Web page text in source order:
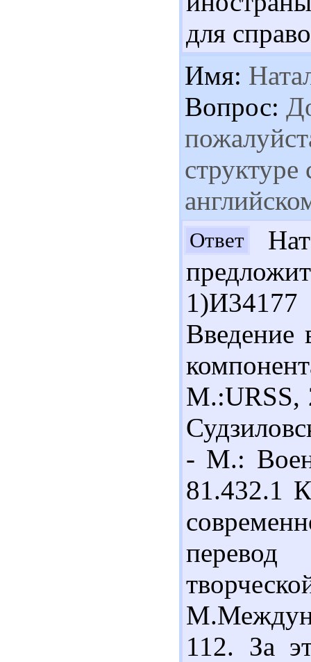
для
Имя:
Вопрос:
Ответ
Введение
М.:URSS,
- М.:
81.432.1
112. За